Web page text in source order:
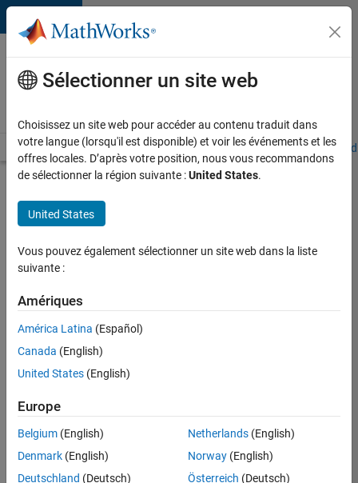
Passer au contenu
Votre
carrière
chez
Accueil Explorer nos opportunités Adresses de nos bureaux
d’autres
offres
Senior
Software
Quality
Engineer
maintenant
Poste:
36935-
Sélectionner un site web
Choisissez un site web pour accéder au contenu traduit dans
votre langue (lorsqu'il est disponible) et voir les événements et les
offres locales. D’après votre position, nous vous recommandons
de sélectionner la région suivante :United States.
United States
Vous pouvez également sélectionner un site web dans la liste
suivante :
Amériques
América Latina (Español)
Canada (English)
United States (English)
Europe
Belgium (English)
Denmark (English)
Deutschland (Deutsch)
Netherlands(English)
Norway(English)
Österreich (Deutsch)